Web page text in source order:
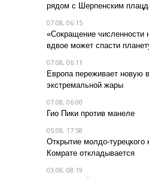
рядом с Шерпенским
07.08, 06:15
«Сокращение численности
вдвое может спасти
07.08, 06:11
Европа переживает новую
экстремальной жары
07.08, 06:00
Гио Пики против манеле
05.08, 17:58
Открытие молдо-турецкого
Комрате откладывается
03.08, 08:19